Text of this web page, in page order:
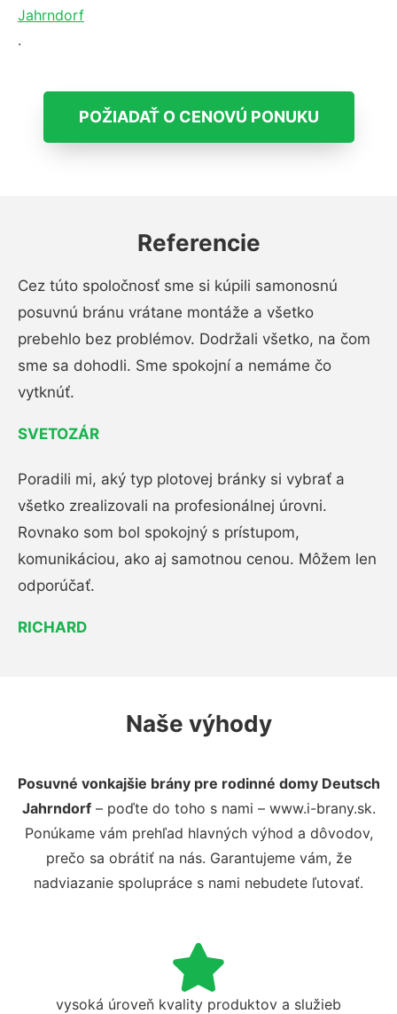
Jahrndorf
.
POŽIADAŤ O CENOVÚ PONUKU
Referencie
Cez túto spoločnosť sme si kúpili samonosnú
posuvnú bránu vrátane montáže a všetko
prebehlo bez problémov. Dodržali všetko, na čom
sme sa dohodli. Sme spokojní a nemáme čo
vytknúť.
SVETOZÁR
Poradili mi, aký typ plotovej bránky si vybrať a
všetko zrealizovali na profesionálnej úrovni.
Rovnako som bol spokojný s prístupom,
komunikáciou, ako aj samotnou cenou. Môžem len
odporúčať.
RICHARD
Naše výhody
Posuvné vonkajšie brány pre rodinné domy Deutsch
Jahrndorf– poďte do toho s nami – www.i-brany.sk.
Ponúkame vám prehľad hlavných výhod a dôvodov,
prečo sa obrátiť na nás. Garantujeme vám, že
nadviazanie spolupráce s nami nebudete ľutovať.
vysoká úroveň kvality produktov a služieb